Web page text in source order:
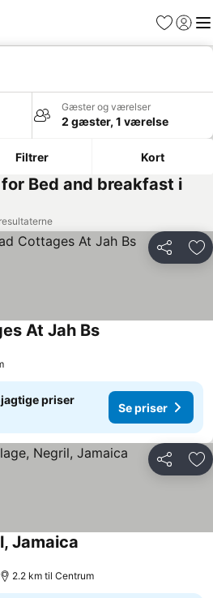
Favoritter
Log ind
Gæster og værelser
2 gæster, 1 værelse
Filtrer Kort
Bed and breakfast i
Del
At Jah Bs
priser
Se priser
Del
Jamaica
2.2 km til Centrum